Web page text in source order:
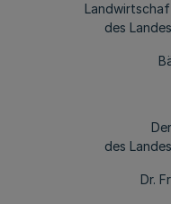
des
des
Dr.